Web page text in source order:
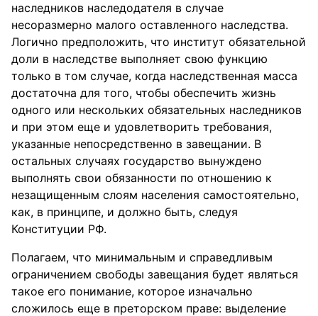
наследников наследодателя в случае
несоразмерно малого оставленного наследства.
Логично предположить, что институт обязательной
доли в наследстве выполняет свою функцию
только в том случае, когда наследственная масса
достаточна для того, чтобы обеспечить жизнь
одного или нескольких обязательных наследников
и при этом еще и удовлетворить требования,
указанные непосредственно в завещании. В
остальных случаях государство вынуждено
выполнять свои обязанности по отношению к
незащищенным слоям населения самостоятельно,
как, в принципе, и должно быть, следуя
Конституции РФ.
Полагаем, что минимальным и справедливым
ограничением свободы завещания будет являться
такое его понимание, которое изначально
сложилось еще в преторском праве: выделение